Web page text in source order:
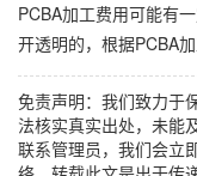
PCBA加工费用可能有
开透明的，根据PCBA
免责声明：我们致力于
法核实真实出处，未能
联系管理员，我们会立